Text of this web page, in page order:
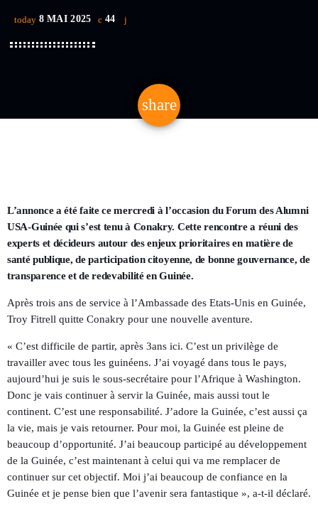
today 8 MAI 2025 44
share
email
L’annonce a été faite ce mercredi à l’occasion du Forum des Alumni
USA-Guinée qui s’est tenu à Conakry. Cette rencontre a réuni des
experts et décideurs autour des enjeux prioritaires en matière de
santé publique, de participation citoyenne, de bonne gouvernance, de
transparence et de redevabilité en Guinée.
Après trois ans de service à l’Ambassade des Etats-Unis en Guinée,
Troy Fitrell quitte Conakry pour une nouvelle aventure.
« C’est difficile de partir, après 3ans ici. C’est un privilège de
travailler avec tous les guinéens. J’ai voyagé dans tous le pays,
aujourd’hui je suis le sous-secrétaire pour l’Afrique à Washington.
Donc je vais continuer à servir la Guinée, mais aussi tout le
continent. C’est une responsabilité. J’adore la Guinée, c’est aussi ça
la vie, mais je vais retourner. Pour moi, la Guinée est pleine de
beaucoup d’opportunité. J’ai beaucoup participé au développement
de la Guinée, c’est maintenant à celui qui va me remplacer de
continuer sur cet objectif. Moi j’ai beaucoup de confiance en la
Guinée et je pense bien que l’avenir sera fantastique », a-t-il déclaré.